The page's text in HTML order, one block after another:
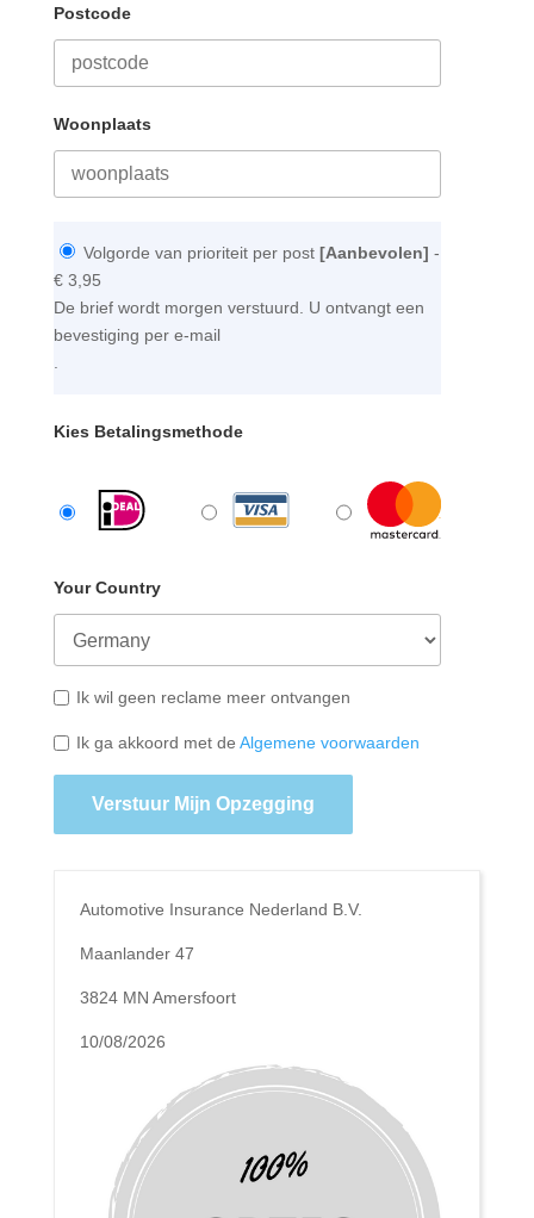
Postcode
Woonplaats
Volgorde van prioriteit per post [Aanbevolen] -
€ 3,95
De brief wordt morgen verstuurd. U ontvangt een
bevestiging per e-mail
.
Kies Betalingsmethode
Your Country
Ik wil geen reclame meer ontvangen
Ik ga akkoord met de Algemene voorwaarden
Verstuur Mijn Opzegging
Automotive Insurance Nederland B.V.
Maanlander 47
3824 MN Amersfoort
10/08/2026